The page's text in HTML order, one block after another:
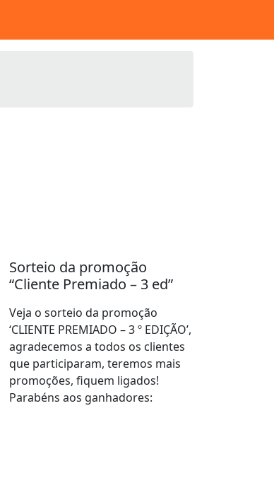
Sorteio da promoção
“Cliente Premiado – 3 ed”
Veja o sorteio da promoção
‘CLIENTE PREMIADO – 3 º EDIÇÃO’,
agradecemos a todos os clientes
que participaram, teremos mais
promoções, fiquem ligados!
Parabéns aos ganhadores: